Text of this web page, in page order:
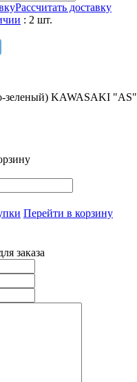
Рассчитать доставку
: 2 шт.
зеленый) KAWASAKI "AS"
Перейти в корзину
заказа